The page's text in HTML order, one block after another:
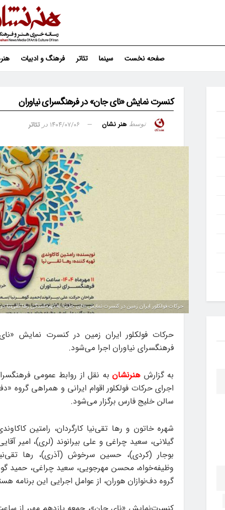
صفحه نخست سینما تئاتر فرهنگ و ادبیات
کنسرت‌ نمایش «نای جان» در فرهنگسرای نیاوران
توسط هنر نشان ۱۴۰۴/۰۷/۰۶ در تئاتر
حرکات فولکلور ایران زمین در کنسرت‌ نمایش «نای جان» به تهیه‌کنندگی رها تقی‌نیا
حرکات فولکلور ایران زمین در کنسرت‌ نمایش
فرهنگسرای نیاوران اجرا می‌شود.
به گزارش هنرنشانبه نقل از روابط عمومی
سالن خلیج فارس برگزار می‌شود.
شهره خاتون و رها تقی‌نیا کارگردان، رامتین
گیلانی، سعید چراغی و علی بیرانوند (لری)، امیر
بوجار (کردی)، حسین سرخوش (آذری)، رها
وظیفه‌خواه، محسن مهرجویی، سعید چراغی، حمید
گروه دف‌نوازان هوران، از عوامل اجرایی این برنامه